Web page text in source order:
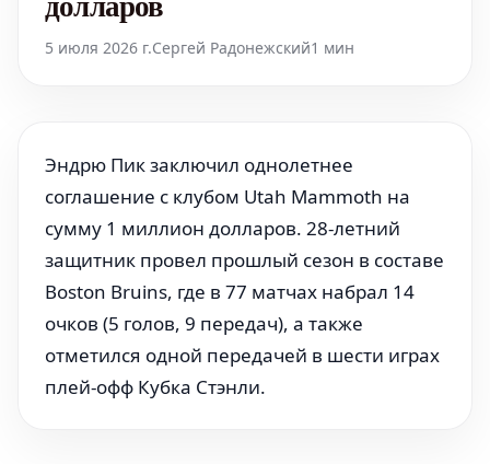
5 июля 2026 г.Сергей Радонежский1 мин
Эндрю Пик заключил однолетнее
соглашение с клубом Utah Mammoth на
сумму 1 миллион долларов. 28-летний
защитник провел прошлый сезон в составе
Boston Bruins, где в 77 матчах набрал 14
очков (5 голов, 9 передач), а также
отметился одной передачей в шести играх
плей-офф Кубка Стэнли.